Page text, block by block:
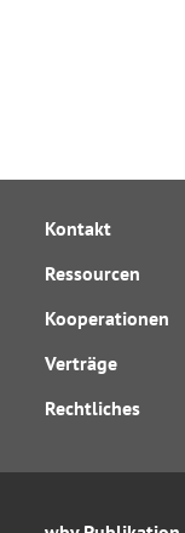
Kontakt
Ressourcen
Kooperationen
Verträge
Rechtliches